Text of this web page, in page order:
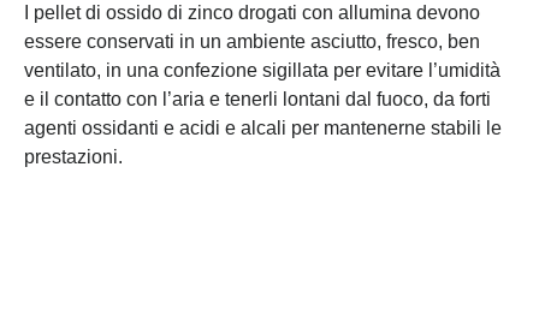
I pellet di ossido di zinco drogati con allumina devono
essere conservati in un ambiente asciutto, fresco, ben
ventilato, in una confezione sigillata per evitare l’umidità
e il contatto con l’aria e tenerli lontani dal fuoco, da forti
agenti ossidanti e acidi e alcali per mantenerne stabili le
prestazioni.